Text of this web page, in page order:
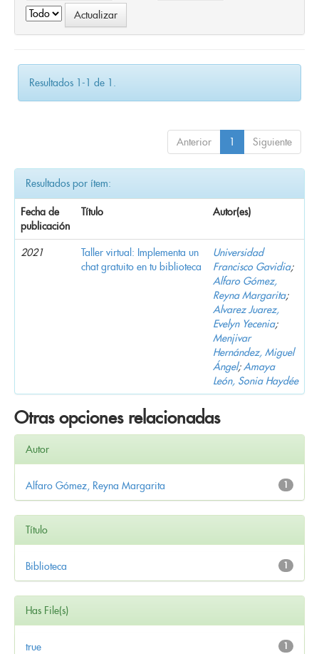
Resultados 1-1 de 1.
Anterior 1 Siguiente
Resultados por ítem:
Fecha de
publicación
Título Autor(es)
2021
Taller virtual: Implementa un
chat gratuito en tu biblioteca
Universidad
Francisco Gavidia;
Alfaro Gómez,
Reyna Margarita;
Alvarez Juarez,
Evelyn Yecenia;
Menjivar
Hernández, Miguel
Ángel; Amaya
León, Sonia Haydée
Otras opciones relacionadas
Autor
1
Alfaro Gómez, Reyna Margarita
Título
1
Biblioteca
Has File(s)
1
true